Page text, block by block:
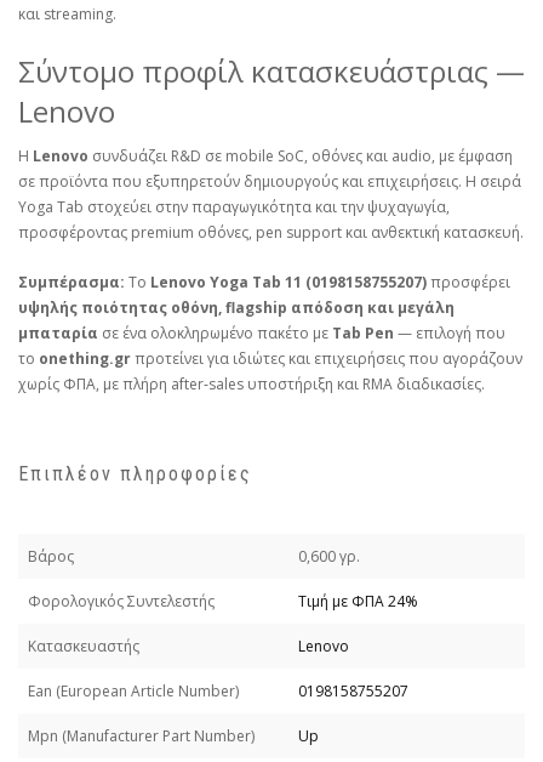
και streaming.
Σύντομο προφίλ κατασκευάστριας —
Lenovo
Η Lenovo συνδυάζει R&D σε mobile SoC, οθόνες και audio, με έμφαση
σε προϊόντα που εξυπηρετούν δημιουργούς και επιχειρήσεις. Η σειρά
Yoga Tab στοχεύει στην παραγωγικότητα και την ψυχαγωγία,
προσφέροντας premium οθόνες, pen support και ανθεκτική κατασκευή.
Συμπέρασμα: Το Lenovo Yoga Tab 11 (0198158755207)προσφέρει
υψηλής ποιότητας οθόνη, flagship απόδοση και μεγάλη
μπαταρία σε ένα ολοκληρωμένο πακέτο με Tab Pen — επιλογή που
το onething.grπροτείνει για ιδιώτες και επιχειρήσεις που αγοράζουν
χωρίς ΦΠΑ, με πλήρη after‑sales υποστήριξη και RMA διαδικασίες.
Επιπλέον πληροφορίες
Βάρος 0,600 γρ.
Φορολογικός Συντελεστής Τιμή με ΦΠΑ 24%
Κατασκευαστής Lenovo
Εan (European Article Number) 0198158755207
Mpn (Manufacturer Part Number) Up